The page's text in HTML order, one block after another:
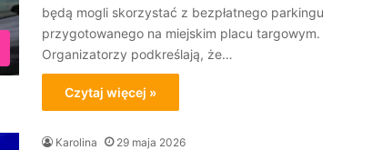
będą mogli skorzystać z bezpłatnego parkingu
przygotowanego na miejskim placu targowym.
Organizatorzy podkreślają, że…
Czytaj więcej »
Karolina 29 maja 2026